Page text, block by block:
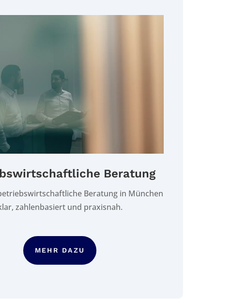
Beratung
Beratung in München
zahlenbasiert und praxisnah.
MEHR DAZU